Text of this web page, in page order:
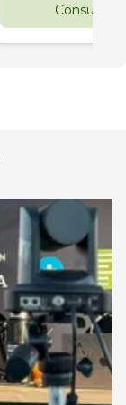
Consultar